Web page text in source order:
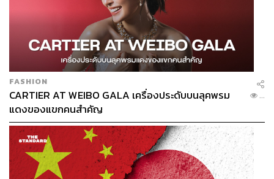
FASHION
CARTIER AT WEIBO GALA เครื่องประดับบนลุคพรม
แดงของแขกคนสำคัญ
...